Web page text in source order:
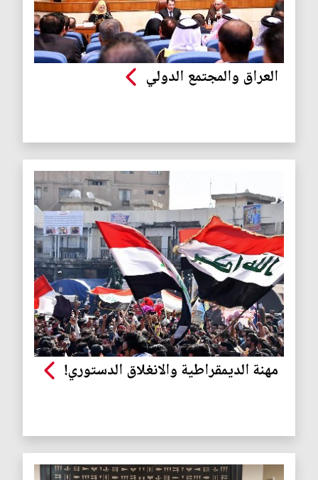
العراق والمجتمع الدولي
مهنة الديمقراطية والانغلاق الدستوري!